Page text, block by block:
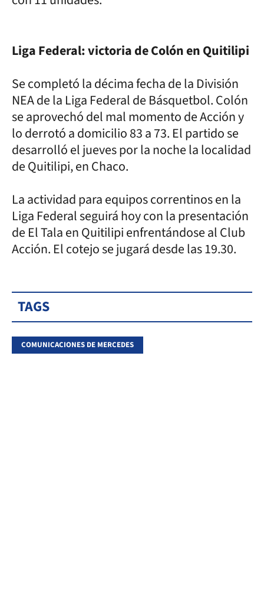
Liga Federal: victoria de Colón en Quitilipi
Se completó la décima fecha de la División
NEA de la Liga Federal de Básquetbol. Colón
se aprovechó del mal momento de Acción y
lo derrotó a domicilio 83 a 73. El partido se
desarrolló el jueves por la noche la localidad
de Quitilipi, en Chaco.
La actividad para equipos correntinos en la
Liga Federal seguirá hoy con la presentación
de El Tala en Quitilipi enfrentándose al Club
Acción. El cotejo se jugará desde las 19.30.
TAGS
COMUNICACIONES DE MERCEDES